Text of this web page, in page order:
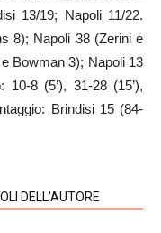
13/19; Napoli 11/22.
8); Napoli 38 (Zerini e
Bowman 3); Napoli 13
10-8 (5’), 31-28 (15’),
Brindisi 15 (84-
DELL'AUTORE